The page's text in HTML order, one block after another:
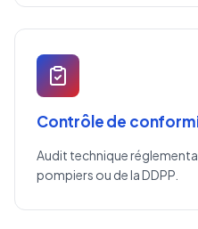
Contrôle de
Audit technique
pompiers ou de la DDPP.